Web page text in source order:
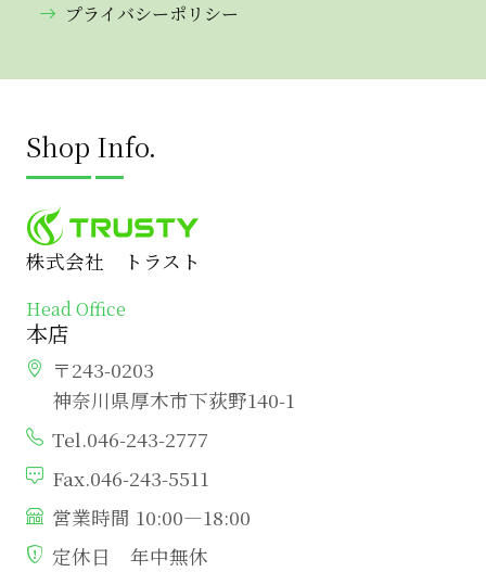
プライバシーポリシー
Shop Info.
株式会社 トラスト
Head Office
本店
〒243-0203
神奈川県厚木市下荻野140-1
Tel.046-243-2777
Fax.046-243-5511
営業時間 10:00―18:00
定休日 年中無休